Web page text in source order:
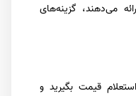
می‌دهند، گزینه‌های
قیمت بگیرید و